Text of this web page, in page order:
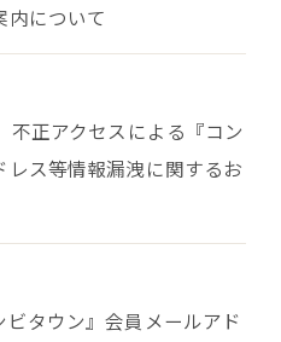
内について
正アクセスによる『コン
ス等情報漏洩に関するお
タウン』会員メールアド